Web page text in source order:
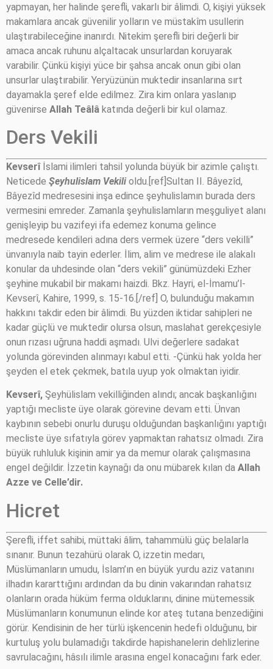
yapmayan, her halinde şerefli, vakarlı bir âlimdi. O, kişiyi yüksek
makamlara ancak güvenilir yolların ve müstakîm usullerin
ulaştırabileceğine inanırdı. Nitekim şerefli biri değerli bir
amaca ancak ruhunu alçaltacak unsurlardan koruyarak
varabilir. Çünkü kişiyi yüce bir şahsa ancak onun gibi olan
unsurlar ulaştırabilir. Yeryüzünün muktedir insanlarına sırt
dayamakla şeref elde edilmez. Zira kim onlara yaslanıp
güvenirse Allah Teâlâ katında değerli bir kul olamaz.
Ders Vekili
Kevserîİslami ilimleri tahsil yolunda büyük bir azimle çalıştı.
Neticede Şeyhulislam Vekili oldu.[ref]Sultan II. Bâyezîd,
Bâyezîd medresesini inşa edince şeyhulislamın burada ders
vermesini emreder. Zamanla şeyhulislamların meşguliyet alanı
genişleyip bu vazifeyi ifa edemez konuma gelince
medresede kendileri adına ders vermek üzere “ders vekilli”
ünvanıyla naib tayin ederler. İlim, alim ve medrese ile alakalı
konular da uhdesinde olan “ders vekili” günümüzdeki Ezher
şeyhine mukabil bir makamı haizdi. Bkz. Hayri, el-İmamu’l-
Kevserî, Kahire, 1999, s. 15-16.[/ref] O, bulunduğu makamın
hakkını takdir eden bir âlimdi. Bu yüzden iktidar sahipleri ne
kadar güçlü ve muktedir olursa olsun, maslahat gerekçesiyle
onun rızası uğruna haddi aşmadı. Ulvi değerlere sadakat
yolunda görevinden alınmayı kabul etti. -Çünkü hak yolda her
şeyden el etek çekmek, batıla uyup yok olmaktan iyidir.
Kevserî, Şeyhülislam vekilliğinden alındı; ancak başkanlığını
yaptığı mecliste üye olarak görevine devam etti. Ünvan
kaybının sebebi onurlu duruşu olduğundan başkanlığını yaptığı
mecliste üye sıfatıyla görev yapmaktan rahatsız olmadı. Zira
büyük ruhluluk kişinin amir ya da memur olarak çalışmasına
engel değildir. İzzetin kaynağı da onu mübarek kılan da Allah
Azze ve Celle’dir.
Hicret
Şerefli, iffet sahibi, müttaki âlim, tahammülü güç belalarla
sınanır. Bunun tezahürü olarak O, izzetin medarı,
Müslümanların umudu, İslam’ın en büyük yurdu aziz vatanını
ilhadın kararttığını ardından da bu dinin vakarından rahatsız
olanların orada hüküm ferma olduklarını, dinine mütemessik
Müslümanların konumunun elinde kor ateş tutana benzediğini
görür. Kendisinin de her türlü işkencenin hedefi olduğunu, bir
kurtuluş yolu bulamadığı takdirde hapishanelerin dehlizlerine
savrulacağını, hâsılı ilimle arasına engel konacağını fark eder.